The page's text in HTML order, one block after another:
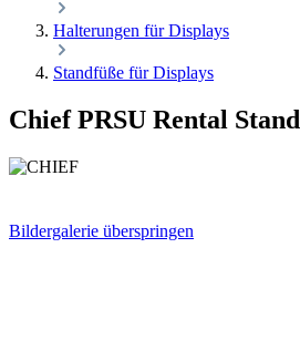
Halterungen für Displays
Standfüße für Displays
Chief PRSU Rental Stand
Bildergalerie überspringen